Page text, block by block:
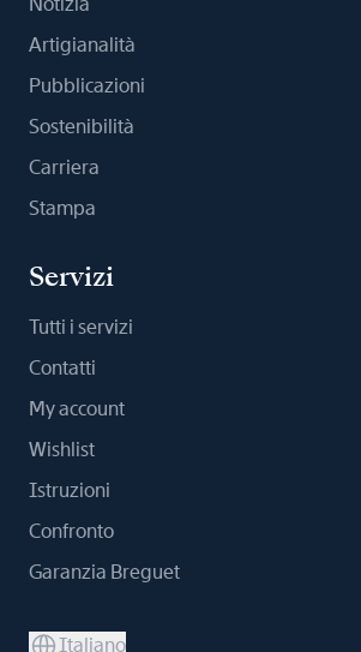
Artigianalità
Pubblicazioni
Sostenibilità
Carriera
Stampa
Servizi
Tutti i servizi
Contatti
My account
Wishlist
Istruzioni
Confronto
Garanzia Breguet
Italiano